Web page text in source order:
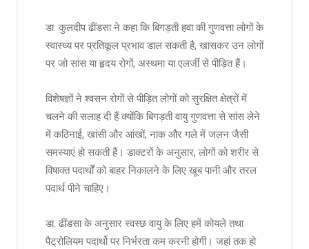
डा. कुलदीप ढींडसा ने कहा कि बिगड़ती हवा की गुणवत्ता लोगों के
स्वास्थ्य पर प्रतिकूल प्रभाव डाल सकती है, खासकर उन लोगों
पर जो सांस या हृदय रोगों, अस्थमा या एलर्जी से पीड़ित हैं।
विशेषज्ञों ने श्वसन रोगों से पीड़ित लोगों को सुरक्षित क्षेत्रों में
चलने की सलाह दी हैं क्योंकि बिगड़ती वायु गुणवत्ता से सांस लेने
में कठिनाई, खांसी और आंखों, नाक और गले में जलन जैसी
समस्याएं हो सकती हैं। डाक्टरों के अनुसार, लोगों को शरीर से
विषाक्त पदार्थों को बाहर निकालने के लिए खूब पानी और तरल
पदार्थ पीने चाहिए।
डा. ढींडसा के अनुसार स्वस्छ वायु के लिए हमें कोयले तथा
पैट्रोलियम पदार्थो पर निर्भरता कम करनी होगी। जहां तक हो